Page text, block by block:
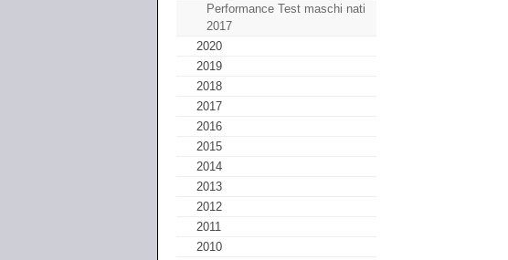
Performance Test maschi nati
2017
2020
2019
2018
2017
2016
2015
2014
2013
2012
2011
2010